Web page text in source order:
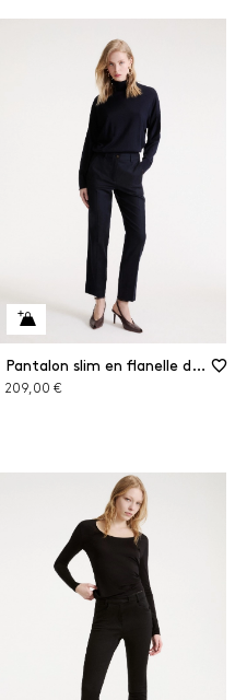
Pantalon slim en flanelle de laine
209,00 €